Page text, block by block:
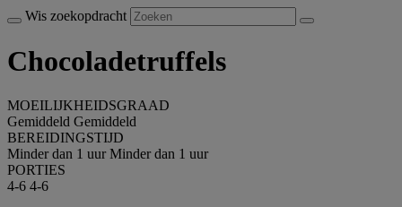
Wis zoekopdracht
Chocoladetruffels
MOEILIJKHEIDSGRAAD
Gemiddeld Gemiddeld
BEREIDINGSTIJD
Minder dan 1 uur Minder dan 1 uur
PORTIES
4-6 4-6